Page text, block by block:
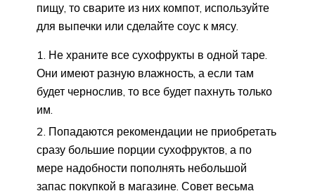
пищу, то сварите из них компот, используйте
для выпечки или сделайте соус к мясу.
Не храните все сухофрукты в одной таре.
Они имеют разную влажность, а если там
будет чернослив, то все будет пахнуть только
им.
Попадаются рекомендации не приобретать
сразу большие порции сухофруктов, а по
мере надобности пополнять небольшой
запас покупкой в магазине. Совет весьма